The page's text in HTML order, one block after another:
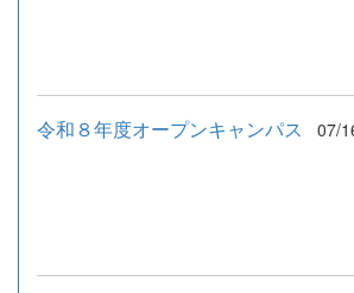
令和８年度オープンキャンパス 07/